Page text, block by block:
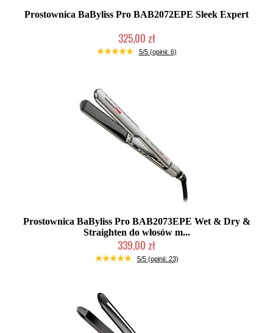
Prostownica BaByliss Pro BAB2072EPE Sleek Expert
325,00 zł
Chwilowo niedostępny
5/5 (opinii: 6)
Prostownica BaByliss Pro BAB2073EPE Wet & Dry &
Straighten do włosów m...
339,00 zł
Chwilowo niedostępny
5/5 (opinii: 23)